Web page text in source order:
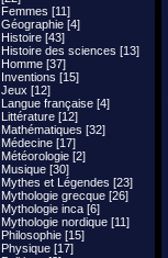
Femmes [11]
Géographie [4]
Histoire [43]
Histoire des sciences [13]
Homme [37]
Inventions [15]
Jeux [12]
Langue française [4]
Littérature [12]
Mathématiques [32]
Médecine [17]
Météorologie [2]
Musique [30]
Mythes et Légendes [23]
Mythologie grecque [26]
Mythologie inca [6]
Mythologie nordique [11]
Philosophie [15]
Physique [17]